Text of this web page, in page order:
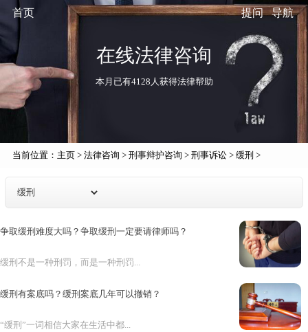
首页 导航
提问
在线法律咨询
本月已有4128人获得法律帮助
当前位置： 主页> 法律咨询 > 刑事辩护咨询 > 刑事诉讼> 缓刑 >
争取缓刑难度大吗？争取缓刑一定要请律师吗？
缓刑不是一种刑罚，而是一种刑罚...
缓刑有案底吗？缓刑案底几年可以撤销？
“缓刑”一词相信大家在生活中都...